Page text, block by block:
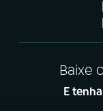
Baixe
E